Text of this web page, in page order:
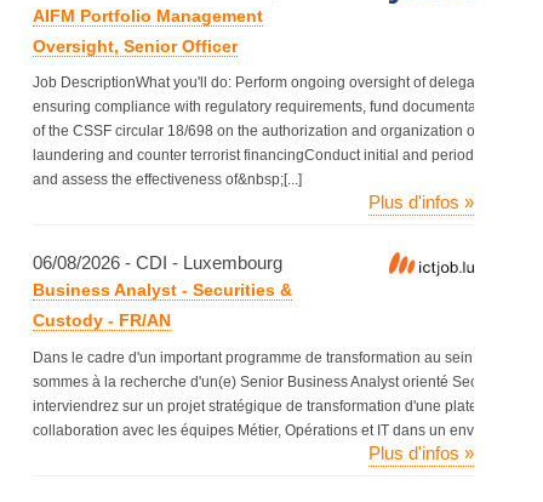
AIFM Portfolio Management
Oversight, Senior Officer
Job DescriptionWhat you'll do: Perform ongoing oversight of delegated
ensuring compliance with regulatory requirements, fund documentation and
of the CSSF circular 18/698 on the authorization and organization of
laundering and counter terrorist financingConduct initial and periodic due
and assess the effectiveness of&nbsp;[...]
Plus d'infos »
06/08/2026 - CDI - Luxembourg
Business Analyst - Securities &
Custody - FR/AN
Dans le cadre d'un important programme de transformation au sein d'un
sommes à la recherche d'un(e) Senior Business Analyst orienté Securities /
interviendrez sur un projet stratégique de transformation d'une plateforme
collaboration avec les équipes Métier, Opérations et IT dans un
Plus d'infos »